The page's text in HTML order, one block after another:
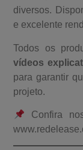
diversos.
e excelente
Todos os
vídeos
para garantir
projeto.
Confira